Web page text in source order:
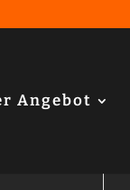
Angebot